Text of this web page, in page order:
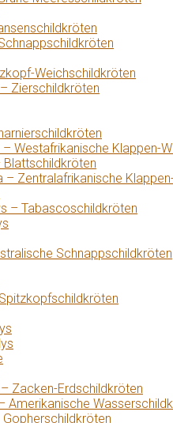
Weichschildkröten
Zierschildkröten
Westafrikanische Klappen-
Blattschildkröten
– Zentralafrikanische
– Tabascoschildkröten
Schnappschildkröten
Zacken-Erdschildkröten
Amerikanische